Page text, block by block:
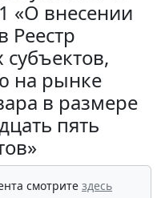
«О внесении
Реестр
на рынке
в размере
пять
смотрите здесь